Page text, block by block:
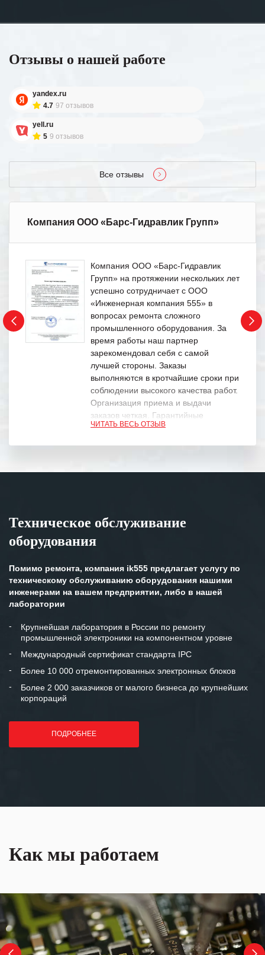
Отзывы о нашей работе
yandex.ru
4.7 97 отзывов
yell.ru
5 9 отзывов
Все отзывы
Компания ООО «Барс-Гидравлик Групп»
Компания ООО «Барс-Гидравлик
Групп» на протяжении нескольких лет
успешно сотрудничает с ООО
«Инженерная компания 555» в
вопросах ремонта сложного
промышленного оборудования. За
время работы наш партнер
зарекомендовал себя с самой
лучшей стороны. Заказы
выполняются в кротчайшие сроки при
соблюдении высокого качества работ.
Организация приема и выдачи
заказов четкая. Гарантийные
обязательства выполняются в
Особенно хочется отметить высокую
клиентоориентированность
готовность помочь в самых сложных
Мы высоко ценим сложившиеся
и доверительные партнерские
отношения и искренне желаем
«Инженерной компании «555» долгих
лет успеха и процветания.
ЧИТАТЬ ВЕСЬ ОТЗЫВ
Техническое обслуживание
оборудования
Помимо ремонта, компания ik555 предлагает услугу по
техническому обслуживанию оборудования нашими
инженерами на вашем предприятии, либо в нашей
лаборатории
Крупнейшая лаборатория в России по ремонту
промышленной электроники на компонентном уровне
Международный сертификат стандарта IPC
Более 10 000 отремонтированных электронных блоков
Более 2 000 заказчиков от малого бизнеса до крупнейших
корпораций
ПОДРОБНЕЕ
Как мы работаем